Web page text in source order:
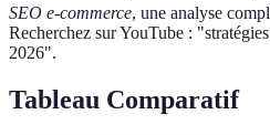
SEO e-commerce, une analyse
Recherchez sur YouTube :
2026".
Tableau Comparatif